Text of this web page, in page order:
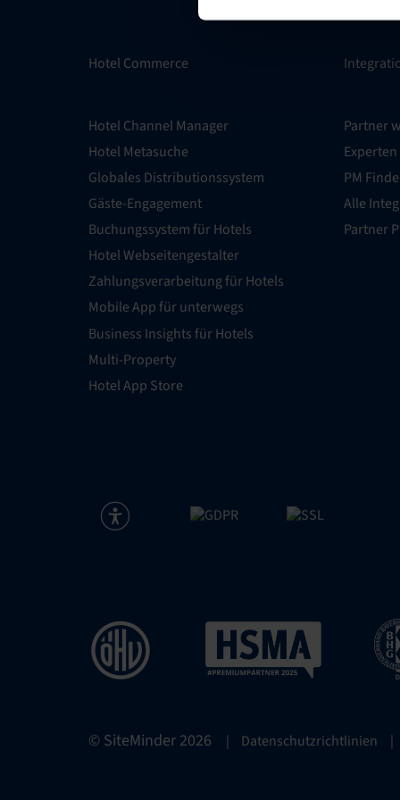
Hotel Commerce
Hotel Channel Manager
Hotel Metasuche
Globales Distributionssystem
Gäste-Engagement
Buchungssystem für Hotels
Hotel Webseitengestalter
Zahlungsverarbeitung für Hotels
Mobile App für unterwegs
Business Insights für Hotels
Multi-Property
Hotel App Store
Partner
PM
Alle
Partner
© SiteMinder 2026 | Datenschutzrichtlinien |